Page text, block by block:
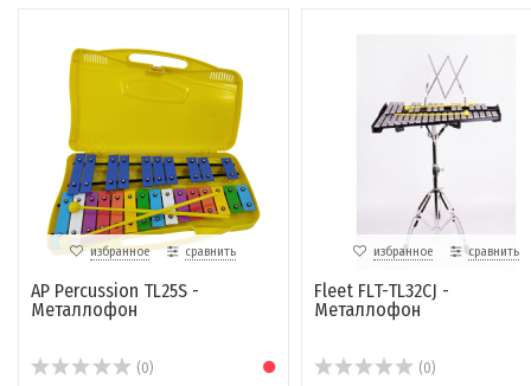
избранное сравнить
AP Percussion TL25S -
Металлофон
(0)
избранное сравнить
Fleet FLT-TL32CJ -
Металлофон
(0)